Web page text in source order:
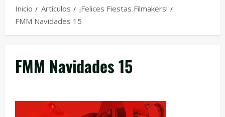
Inicio Artículos
¡Felices Fiestas Filmakers!
FMM Navidades 15
FMM Navidades 15